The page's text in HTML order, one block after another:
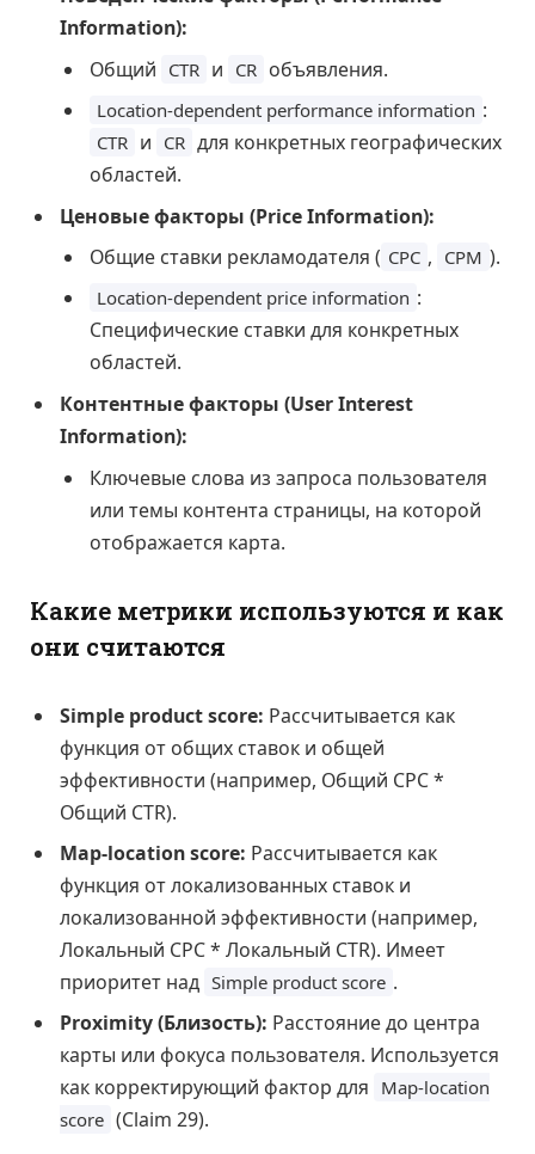
Information):
Общий CTR и CR объявления.
Location-dependent performance information :
CTR и CR для конкретных географических
областей.
Ценовые факторы (Price Information):
Общие ставки рекламодателя ( CPC , CPM ).
Location-dependent price information :
Специфические ставки для конкретных
областей.
Контентные факторы (User Interest
Information):
Ключевые слова из запроса пользователя
или темы контента страницы, на которой
отображается карта.
Какие метрики используются и как
они считаются
Simple product score: Рассчитывается как
функция от общих ставок и общей
эффективности (например, Общий CPC *
Общий CTR).
Map-location score: Рассчитывается как
функция от локализованных ставок и
локализованной эффективности (например,
Локальный CPC * Локальный CTR). Имеет
приоритет над Simple product score .
Proximity (Близость): Расстояние до центра
карты или фокуса пользователя. Используется
как корректирующий фактор для Map-location
score (Claim 29).